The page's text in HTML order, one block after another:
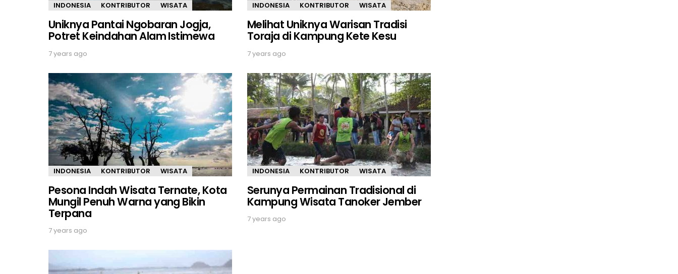
INDONESIA KONTRIBUTOR WISATA
Uniknya Pantai Ngobaran Jogja,
Potret Keindahan Alam Istimewa
7 years ago
INDONESIA KONTRIBUTOR WISATA
Melihat Uniknya Warisan Tradisi
Toraja di Kampung Kete Kesu
7 years ago
INDONESIA KONTRIBUTOR WISATA
Pesona Indah Wisata Ternate, Kota
Mungil Penuh Warna yang Bikin
Terpana
7 years ago
INDONESIA KONTRIBUTOR WISATA
Serunya Permainan Tradisional di
Kampung Wisata Tanoker Jember
7 years ago